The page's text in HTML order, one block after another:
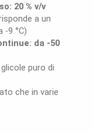
20 % v/v
a un
-9 °C)
da -50
puro di
che in varie